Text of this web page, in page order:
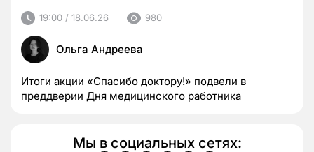
19:00 / 18.06.26 980
Ольга Андреева
Итоги акции «Спасибо доктору!» подвели в
преддверии Дня медицинского работника
Мы в социальных сетях: